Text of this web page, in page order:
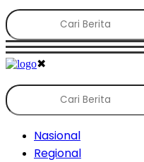
✖
Nasional
Regional